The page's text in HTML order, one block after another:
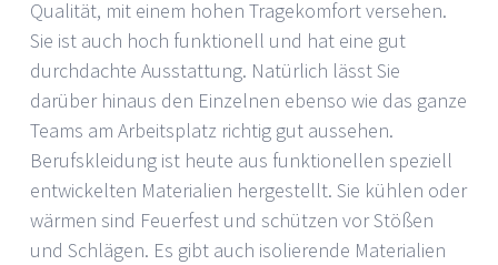
Qualität, mit einem hohen Tragekomfort versehen.
Sie ist auch hoch funktionell und hat eine gut
durchdachte Ausstattung. Natürlich lässt Sie
darüber hinaus den Einzelnen ebenso wie das ganze
Teams am Arbeitsplatz richtig gut aussehen.
Berufskleidung ist heute aus funktionellen speziell
entwickelten Materialien hergestellt. Sie kühlen oder
wärmen sind Feuerfest und schützen vor Stößen
und Schlägen. Es gibt auch isolierende Materialien